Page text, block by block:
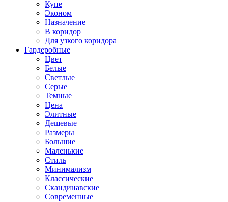
Купе
Эконом
Назначение
В коридор
Для узкого коридора
Гардеробные
Цвет
Белые
Светлые
Серые
Темные
Цена
Элитные
Дешевые
Размеры
Большие
Маленькие
Стиль
Минимализм
Классические
Скандинавские
Современные